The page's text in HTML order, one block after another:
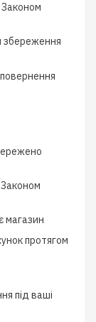
Законом
збереження
Законом
магазин
протягом
під ваші